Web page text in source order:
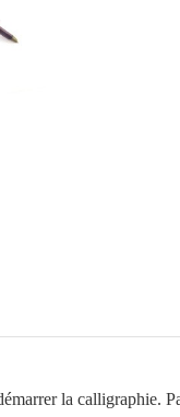
la calligraphie.